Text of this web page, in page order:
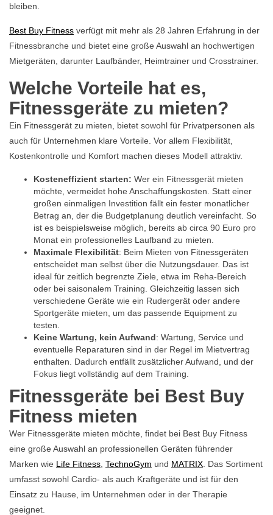
bleiben.
Best Buy Fitness verfügt mit mehr als 28 Jahren Erfahrung in der
Fitnessbranche und bietet eine große Auswahl an hochwertigen
Mietgeräten, darunter Laufbänder, Heimtrainer und Crosstrainer.
Welche Vorteile hat es,
Fitnessgeräte zu mieten?
Ein Fitnessgerät zu mieten, bietet sowohl für Privatpersonen als
auch für Unternehmen klare Vorteile. Vor allem Flexibilität,
Kostenkontrolle und Komfort machen dieses Modell attraktiv.
Kosteneffizient starten: Wer ein Fitnessgerät mieten
möchte, vermeidet hohe Anschaffungskosten. Statt einer
großen einmaligen Investition fällt ein fester monatlicher
Betrag an, der die Budgetplanung deutlich vereinfacht. So
ist es beispielsweise möglich, bereits ab circa 90 Euro pro
Monat ein professionelles Laufband zu mieten.
Maximale Flexibilität: Beim Mieten von Fitnessgeräten
entscheidet man selbst über die Nutzungsdauer. Das ist
ideal für zeitlich begrenzte Ziele, etwa im Reha-Bereich
oder bei saisonalem Training. Gleichzeitig lassen sich
verschiedene Geräte wie ein Rudergerät oder andere
Sportgeräte mieten, um das passende Equipment zu
testen.
Keine Wartung, kein Aufwand: Wartung, Service und
eventuelle Reparaturen sind in der Regel im Mietvertrag
enthalten. Dadurch entfällt zusätzlicher Aufwand, und der
Fokus liegt vollständig auf dem Training.
Fitnessgeräte bei Best Buy
Fitness mieten
Wer Fitnessgeräte mieten möchte, findet bei Best Buy Fitness
eine große Auswahl an professionellen Geräten führender
Marken wie Life Fitness TechnoGym und MATRIX . Das Sortiment
umfasst sowohl Cardio- als auch Kraftgeräte und ist für den
Einsatz zu Hause, im Unternehmen oder in der Therapie
geeignet.